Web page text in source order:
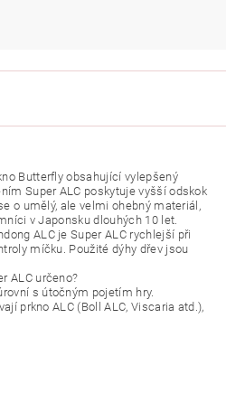
Butterfly obsahující vylepšený
Super ALC poskytuje vyšší odskok
o umělý, ale velmi ohebný materiál,
v Japonsku dlouhých 10 let.
ALC je Super ALC rychlejší při
míčku. Použité dýhy dřev jsou
ALC určeno?
s útočným pojetím hry.
prkno ALC (Boll ALC, Viscaria atd.),